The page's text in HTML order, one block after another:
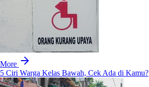
More
5 Ciri Warga Kelas Bawah, Cek Ada di Kamu?